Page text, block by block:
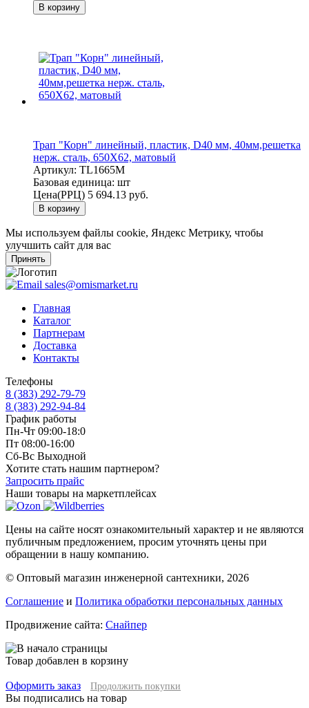
В корзину
Трап "Корн" линейный, пластик, D40 мм, 40мм,решетка
нерж. сталь, 650Х62, матовый
Артикул: TL1665M
Базовая единица: шт
Цена(РРЦ) 5 694.13 руб.
В корзину
Мы используем файлы cookie, Яндекс Метрику, чтобы
улучшить сайт для вас
Принять
sales@omismarket.ru
Главная
Каталог
Партнерам
Доставка
Контакты
Телефоны
8 (383) 292-79-79
8 (383) 292-94-84
График работы
Пн-Чт 09:00-18:0
Пт 08:00-16:00
Сб-Вс Выходной
Хотите стать нашим партнером?
Запросить прайс
Наши товары на маркетплейсах
Цены на сайте носят ознакомительный характер и не являются
публичным предложением, просим уточнять цены при
обращении в нашу компанию.
© Оптовый магазин инженерной сантехники, 2026
Соглашение и Политика обработки персональных данных
Продвижение сайта: Снайпер
Товар добавлен в корзину
Оформить заказ Продолжить покупки
Вы подписались на товар